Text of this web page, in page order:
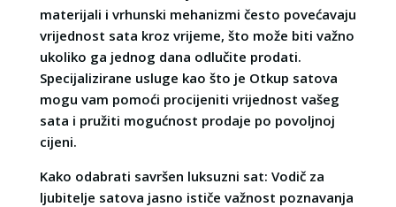
materijali i vrhunski mehanizmi često povećavaju
vrijednost sata kroz vrijeme, što može biti važno
ukoliko ga jednog dana odlučite prodati.
Specijalizirane usluge kao što je Otkup satova
mogu vam pomoći procijeniti vrijednost vašeg
sata i pružiti mogućnost prodaje po povoljnoj
cijeni.
Kako odabrati savršen luksuzni sat: Vodič za
ljubitelje satova jasno ističe važnost poznavanja